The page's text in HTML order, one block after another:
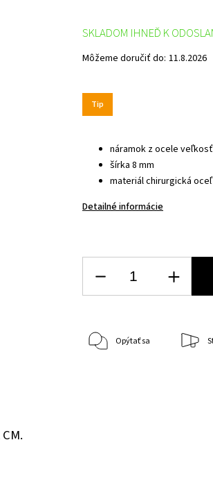
Tip
náramok z ocele veľkosť
šírka 8 mm
materiál chirurgická oceľ
Detailné informácie
SKLADOM IHNEĎ K
Môžeme doručiť do: 11.8.2026
Opýtať sa